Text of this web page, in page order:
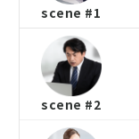
scene #1
scene #2